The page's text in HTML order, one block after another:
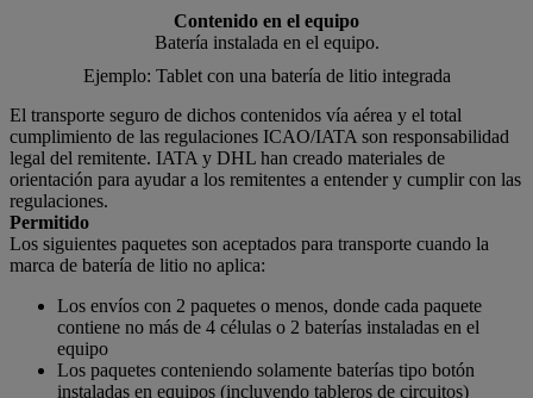
Contenido en el equipo
Batería instalada en el equipo.
Ejemplo: Tablet con una batería de litio integrada
El transporte seguro de dichos contenidos vía aérea y el total
cumplimiento de las regulaciones ICAO/IATA son responsabilidad
legal del remitente. IATA y DHL han creado materiales de
orientación para ayudar a los remitentes a entender y cumplir con las
regulaciones.
Permitido
Los siguientes paquetes son aceptados para transporte cuando la
marca de batería de litio no aplica:
Los envíos con 2 paquetes o menos, donde cada paquete
contiene no más de 4 células o 2 baterías instaladas en el
equipo
Los paquetes conteniendo solamente baterías tipo botón
instaladas en equipos (incluyendo tableros de circuitos)